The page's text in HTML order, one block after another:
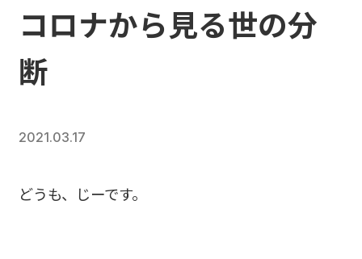
コロナから見る世の分
断
2021.03.17
どうも、じーです。